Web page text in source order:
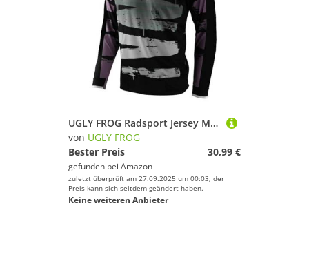
UGLY FROG Radsport Jersey Motocross Mountain Bike Downhill Shirt Herren Langarm
von UGLY FROG
Bester Preis
30,99 €
gefunden bei Amazon
zuletzt überprüft am 27.09.2025 um 00:03; der
Preis kann sich seitdem geändert haben.
Keine weiteren Anbieter